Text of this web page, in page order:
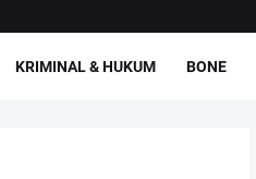
KRIMINAL & HUKUM BONE